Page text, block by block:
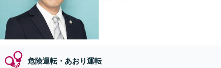
危険運転・あおり運転